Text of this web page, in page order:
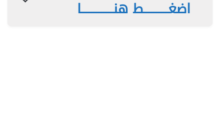
اضغــــــــــط هنـــــــــــــا